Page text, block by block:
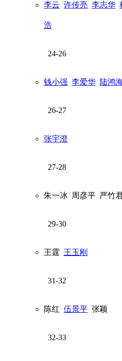
李云 许传亮 李志华
浩
24-26
钱小强 李爱华 陆鸿
26-27
张宇澄
27-28
朱一冰 周彦平 严竹
29-30
王霆 王玉刚
31-32
陈红 伍景平 张颖
32-33